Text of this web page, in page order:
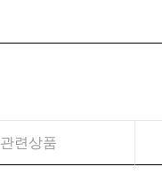
관련상품